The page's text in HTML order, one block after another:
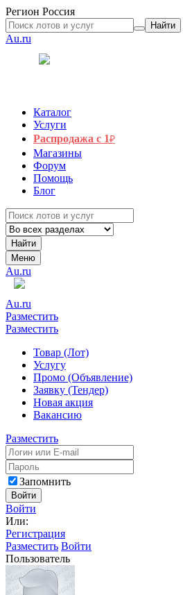
Регион Россия
Найти
Au.ru
Каталог
Услуги
Распродажа с 1₽
Магазины
Форум
Помощь
Блог
Найти
Меню
Au.ru
Au.ru
Разместить
Разместить
Товар (Лот)
Услугу
Промо (Объявление)
Заявку (Тендер)
Новая акция
Вакансию
Разместить
Запомнить
Войти
Войти
Или:
Регистрация
Разместить Войти
Пользователь